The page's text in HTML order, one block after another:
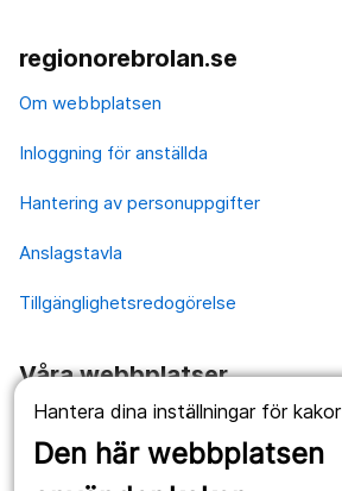
Hantera dina inställningar för kakor
Den här webbplatsen
regionorebrolan.se
Om webbplatsen
Inloggning för anställda
Hantering av personuppgifter
Anslagstavla
Tillgänglighetsredogörelse
Våra webbplatser
1177.se
Länstrafiken